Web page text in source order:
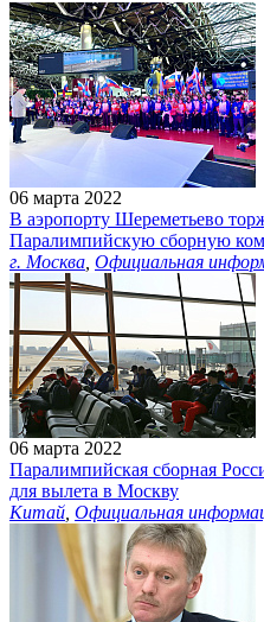
06 марта 2022
В аэропорту Шереметьево
Паралимпийскую сборную
г. Москва Официальная
06 марта 2022
Паралимпийская сборная
для вылета в Москву
Китай Официальная